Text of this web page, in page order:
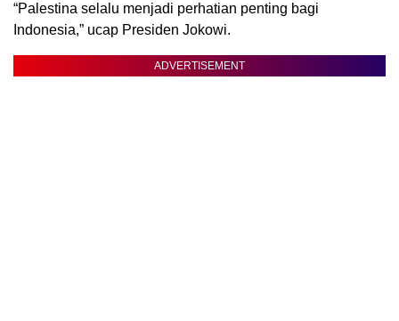
“Palestina selalu menjadi perhatian penting bagi
Indonesia,” ucap Presiden Jokowi.
ADVERTISEMENT